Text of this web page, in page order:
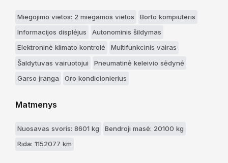
Miegojimo vietos: 2 miegamos vietos
Borto kompiuteris
Informacijos displėjus
Autonominis šildymas
Elektroninė klimato kontrolė
Multifunkcinis vairas
Šaldytuvas vairuotojui
Pneumatinė keleivio sėdynė
Garso įranga
Oro kondicionierius
Matmenys
Nuosavas svoris: 8601 kg
Bendroji masė: 20100 kg
Rida: 1152077 km